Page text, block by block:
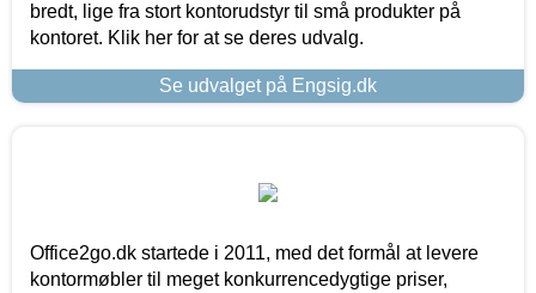
bredt, lige fra stort kontorudstyr til små produkter på
kontoret. Klik her for at se deres udvalg.
Se udvalget på Engsig.dk
Office2go.dk startede i 2011, med det formål at levere
kontormøbler til meget konkurrencedygtige priser,